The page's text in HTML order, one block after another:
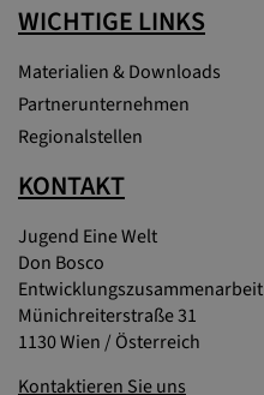
WICHTIGE LINKS
Materialien & Downloads
Partnerunternehmen
Regionalstellen
KONTAKT
Jugend Eine Welt
Don Bosco
Entwicklungszusammenarbeit
Münichreiterstraße 31
1130 Wien / Österreich
Kontaktieren Sie uns